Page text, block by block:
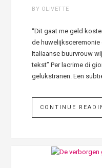
BY OLIVETTE
“Dit gaat me geld
de huwelijksceremonie
Italiaanse buurvrouw
tekst” Per lacrime di
gelukstranen. Een
CONTINUE